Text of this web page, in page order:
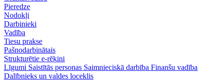
Pieredze
Nodokļi
Darbinieki
Vadība
Tiesu prakse
Pašnodarbinātais
Strukturētie e-rēķini
Līgumi Saistītās personas Saimnieciskā darbība Finanšu vadība
Dalībnieks un valdes loceklis